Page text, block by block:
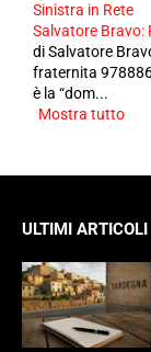
Sinistra in Rete
Salvatore Bravo:
di Salvatore
fraternita
è la “dom...
Mostra tutto
ULTIMI ARTICOLI